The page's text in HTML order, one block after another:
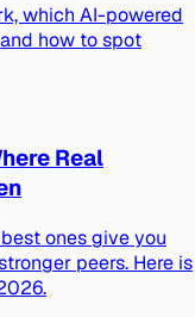
which AI-powered
how to spot
Real
ones give you
peers. Here is